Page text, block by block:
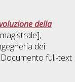
della
dei
Documento full-text